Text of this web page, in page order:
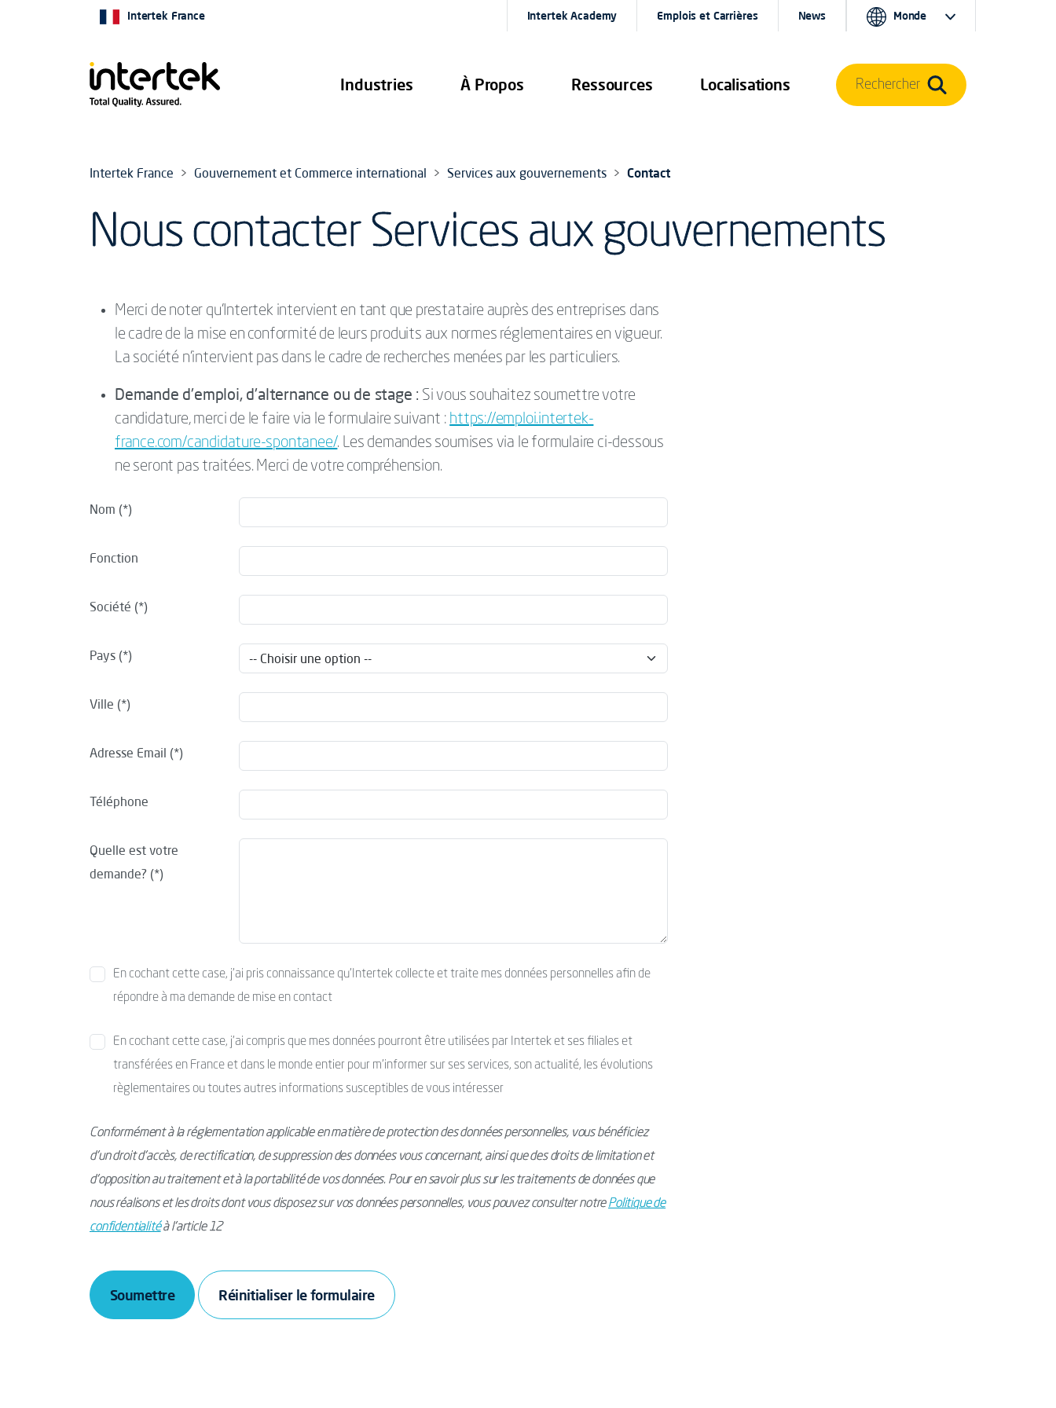
Industries À Propos Ressources Localisations
Intertek France Intertek Academy Emplois et Carrières News Monde
Rechercher
Intertek France Gouvernement et Commerce international Services aux gouvernements Contact
Nous contacter Services aux gouvernements
Merci de noter qu’Intertek intervient en tant que prestataire auprès des entreprises dans
le cadre de la mise en conformité de leurs produits aux normes réglementaires en vigueur.
La société n’intervient pas dans le cadre de recherches menées par les particuliers.
Demande d'emploi, d'alternance ou de stage : Si vous souhaitez soumettre votre
candidature, merci de le faire via le formulaire suivant : https://emploi.intertek-
france.com/candidature-spontanee/. Les demandes soumises via le formulaire ci-dessous
ne seront pas traitées. Merci de votre compréhension.
Nom
Fonction
Société
Pays
Ville
Adresse Email
Téléphone
Quelle est votre
demande?
En cochant cette case, j’ai pris connaissance qu’Intertek collecte et traite mes données personnelles afin de
répondre à ma demande de mise en contact
En cochant cette case, j’ai compris que mes données pourront être utilisées par Intertek et ses filiales et
transférées en France et dans le monde entier pour m’informer sur ses services, son actualité, les évolutions
règlementaires ou toutes autres informations susceptibles de vous intéresser
Conformément à la réglementation applicable en matière de protection des données personnelles, vous bénéficiez
d’un droit d’accès, de rectification, de suppression des données vous concernant, ainsi que des droits de limitation et
d’opposition au traitement et à la portabilité de vos données. Pour en savoir plus sur les traitements de données que
nous réalisons et les droits dont vous disposez sur vos données personnelles, vous pouvez consulter notrePolitique de
confidentialitéà l’article 12
Soumettre